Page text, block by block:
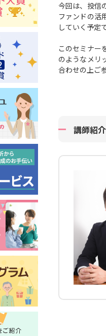
今回は、投信
ファンドの活
していく予定
このセミナー
のようなメリ
合わせの上ご
講師紹介